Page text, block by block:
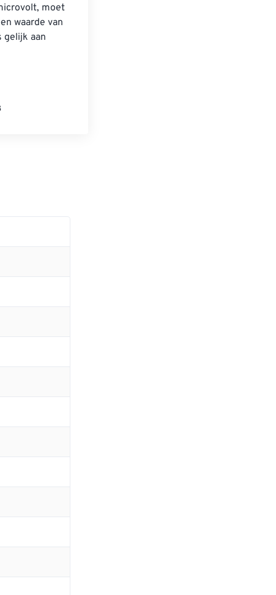
moet
waarde van
aan